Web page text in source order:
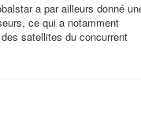
a par ailleurs donné
ce qui a notamment
satellites du concurrent